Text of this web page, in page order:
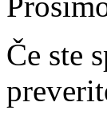
Če ste